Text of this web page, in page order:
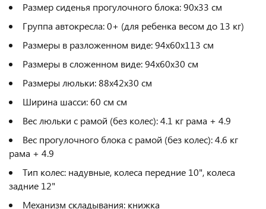
Размер сиденья прогулочного блока: 90x33 см
Группа автокресла: 0+ (для ребенка весом до 13 кг)
Размеры в разложенном виде: 94x60x113 см
Размеры в сложенном виде: 94x60x30 см
Размеры люльки: 88x42x30 см
Ширина шасси: 60 см см
Вес люльки с рамой (без колес): 4.1 кг рама + 4.9
Вес прогулочного блока с рамой (без колес): 4.6 кг
рама + 4.9
Тип колес: надувные, колеса передние 10", колеса
задние 12"
Механизм складывания: книжка